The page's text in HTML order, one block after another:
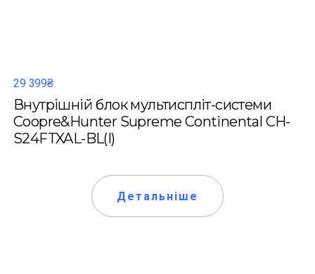
29 399₴
Внутрішній блок мультиспліт-системи
Coopre&Hunter Supreme Continental CH-
S24FTXAL-BL(I)
Детальніше